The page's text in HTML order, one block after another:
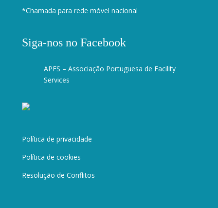
*Chamada para rede móvel nacional
Siga-nos no Facebook
APFS – Associação Portuguesa de Facility
Services
Política de privacidade
Política de cookies
Resolução de Conflitos